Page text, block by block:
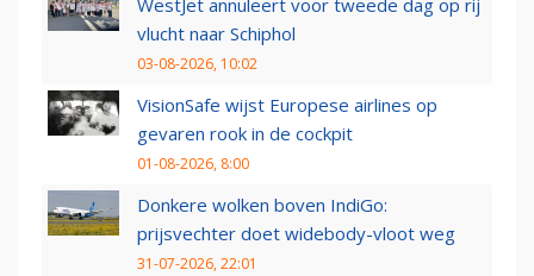
WestJet annuleert voor tweede dag op rij
vlucht naar Schiphol
03-08-2026, 10:02
VisionSafe wijst Europese airlines op
gevaren rook in de cockpit
01-08-2026, 8:00
Donkere wolken boven IndiGo:
prijsvechter doet widebody-vloot weg
31-07-2026, 22:01